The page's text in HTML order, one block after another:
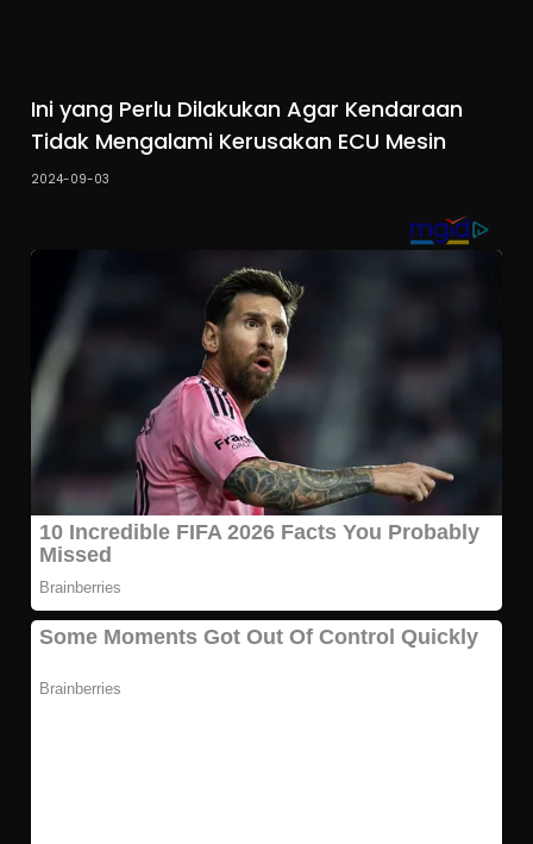
Ini yang Perlu Dilakukan Agar Kendaraan
Tidak Mengalami Kerusakan ECU Mesin
2024-09-03